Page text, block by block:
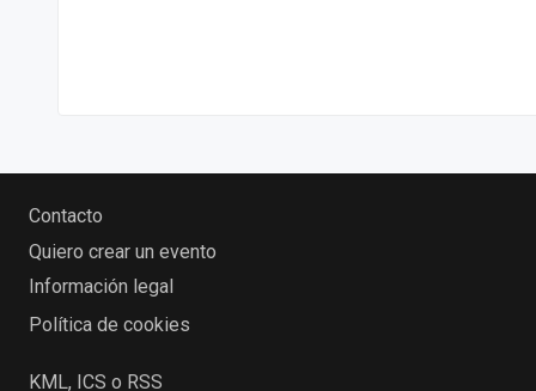
Contacto
Quiero crear un evento
Información legal
Política de cookies
KML, ICS o RSS